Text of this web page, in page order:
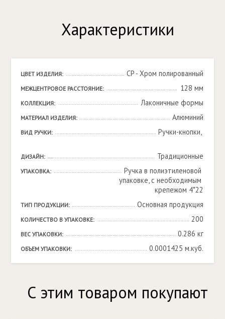
Характеристики
ЦВЕТ ИЗДЕЛИЯ: CP - Хром полированный
МЕЖЦЕНТРОВОЕ РАССТОЯНИЕ: 128 мм
КОЛЛЕКЦИЯ: Лаконичные формы
МАТЕРИАЛ ИЗДЕЛИЯ: Алюминий
ВИД РУЧКИ: Ручки-кнопки,
ДИЗАЙН: Традиционные
УПАКОВКА:
Ручка в полиэтиленовой
упаковке, с необходимым
крепежом 4*22
ТИП ПРОДУКЦИИ: Основная продукция
КОЛИЧЕСТВО В УПАКОВКЕ: 200
ВЕС УПАКОВКИ: 0.286 кг
ОБЪЕМ УПАКОВКИ: 0.0001425 м.куб.
С этим товаром покупают